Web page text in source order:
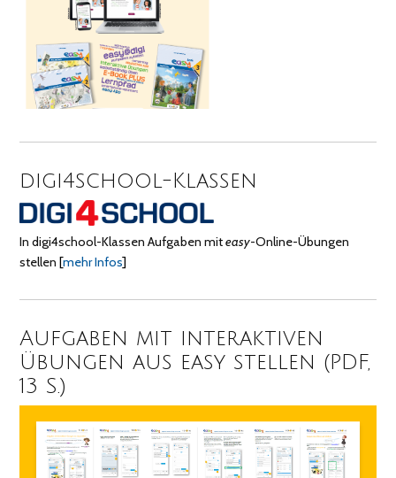
digi4school-Klassen
In digi4school-Klassen Aufgaben miteasy-Online-Übungen
stellen [mehr Infos]
Aufgaben mit interaktiven
Übungen aus easy stellen (PDF,
13 S.)